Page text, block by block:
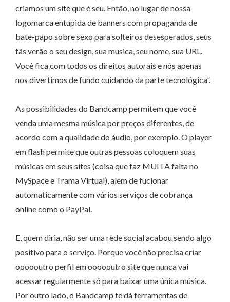
criamos um site que é seu. Então, no lugar de nossa
logomarca entupida de banners com propaganda de
bate-papo sobre sexo para solteiros desesperados, seus
fãs verão o seu design, sua musica, seu nome, sua URL.
Você fica com todos os direitos autorais e nós apenas
nos divertimos de fundo cuidando da parte tecnológica”.
As possibilidades do Bandcamp permitem que você
venda uma mesma música por preços diferentes, de
acordo com a qualidade do áudio, por exemplo. O player
em flash permite que outras pessoas coloquem suas
músicas em seus sites (coisa que faz MUITA falta no
MySpace e Trama Virtual), além de fucionar
automaticamente com vários serviços de cobrança
online como o PayPal.
E, quem diria, não ser uma rede social acabou sendo algo
positivo para o serviço. Porque você não precisa criar
oooooutro perfil em oooooutro site que nunca vai
acessar regularmente só para baixar uma única música.
Por outro lado, o Bandcamp te dá ferramentas de